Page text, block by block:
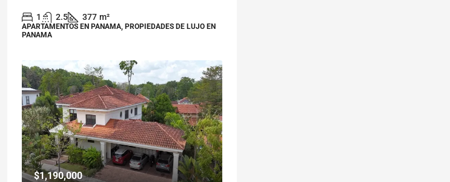
1 2.5 377 m²
APARTAMENTOS EN PANAMA, PROPIEDADES DE LUJO EN
PANAMA
$1,190,000